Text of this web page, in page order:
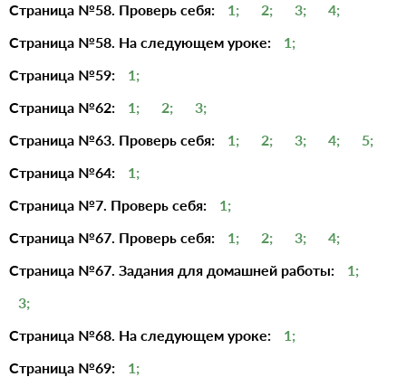
Страница №58. Проверь себя:
1; 2; 3;
4;
Страница №58. На следующем уроке:
1;
Страница №59:
1;
Страница №62:
1; 2;
3;
Страница №63. Проверь себя:
1; 2; 3; 4;
5;
Страница №64:
1;
Страница №7. Проверь себя:
1;
Страница №67. Проверь себя:
1; 2; 3;
4;
Страница №67. Задания для домашней работы:
1;
3;
Страница №68. На следующем уроке:
1;
Страница №69:
1;